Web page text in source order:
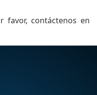
favor, contáctenos en